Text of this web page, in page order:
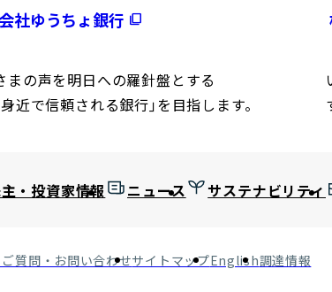
社ゆうちょ銀行
まの声を明日への羅針盤とする
近で信頼される銀行｣を目指します。
・投資家情報 ニュース サステナビリティ
質問・お問い合わせサイトマップEnglish調達情報